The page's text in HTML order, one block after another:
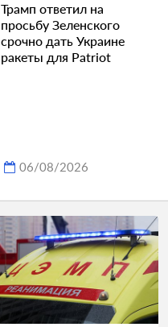
Трамп ответил на
просьбу Зеленского
срочно дать Украине
ракеты для Patriot
06/08/2026